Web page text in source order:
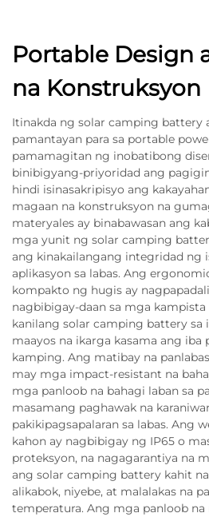
Portable Design
na Konstruksyon
Itinakda ng solar camping battery
pamantayan para sa portable
pamamagitan ng inobatibong
binibigyang-priyoridad ang
hindi isinasakripisyo ang
magaan na konstruksyon na
materyales ay binabawasan ang
mga yunit ng solar camping
ang kinakailangang integridad ng
aplikasyon sa labas. Ang
kompakto ng hugis ay
nagbibigay-daan sa mga
kanilang solar camping battery sa
maayos na ikarga kasama ang iba
kamping. Ang matibay na
may mga impact-resistant na
mga panloob na bahagi laban sa
masamang paghawak na
pakikipagsapalaran sa labas. Ang
kahon ay nagbibigay ng IP65 o
proteksyon, na nagagarantiya na
ang solar camping battery kahit
alikabok, niyebe, at malalakas na
temperatura. Ang mga panloob